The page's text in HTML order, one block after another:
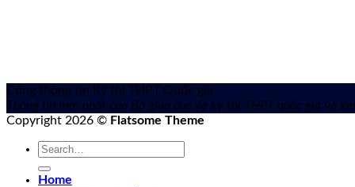
Cổng thông tin Kỳ thi THPT Quốc gia
Thông tin mới nhất của Bộ giáo dục về kỳ thi THPT quốc gia và
Copyright 2026 © Flatsome Theme
Home